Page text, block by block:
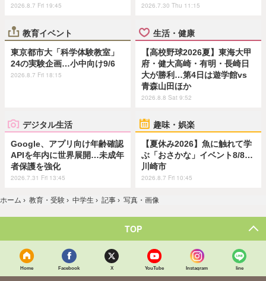
2026.8.7 Fri 19:45 2026.7.30 Thu 11:15
教育イベント
東京都市大「科学体験教室」
24の実験企画…小中向け9/6
2026.8.7 Fri 18:15
生活・健康
【高校野球2026夏】東海大甲
府・健大高崎・有明・長崎日
大が勝利…第4日は遊学館vs
青森山田ほか
2026.8.8 Sat 9:52
デジタル生活
Google、アプリ向け年齢確認
APIを年内に世界展開…未成年
者保護を強化
2026.7.31 Fri 13:45
趣味・娯楽
【夏休み2026】魚に触れて学
ぶ「おさかな」イベント8/8…
川崎市
2026.8.7 Fri 10:45
ホーム › 教育・受験 › 中学生 › 記事 › 写真・画像
TOP
Home Facebook X YouTube Instagram line